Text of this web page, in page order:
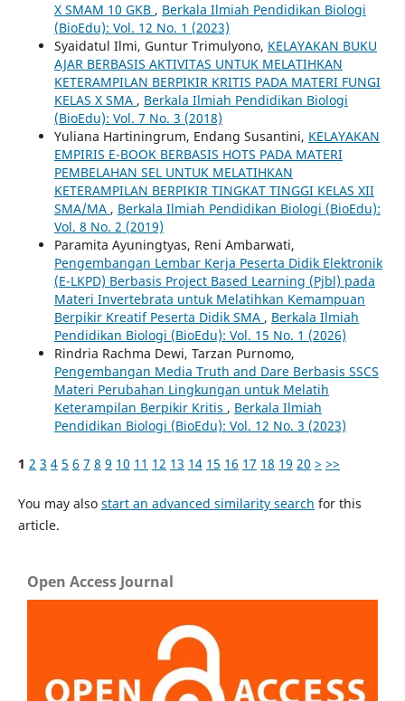
X SMAM 10 GKB , Berkala Ilmiah Pendidikan Biologi
(BioEdu): Vol. 12 No. 1 (2023)
Syaidatul Ilmi, Guntur Trimulyono, KELAYAKAN BUKU
AJAR BERBASIS AKTIVITAS UNTUK MELATIHKAN
KETERAMPILAN BERPIKIR KRITIS PADA MATERI FUNGI
KELAS X SMA , Berkala Ilmiah Pendidikan Biologi
(BioEdu): Vol. 7 No. 3 (2018)
Yuliana Hartiningrum, Endang Susantini, KELAYAKAN
EMPIRIS E-BOOK BERBASIS HOTS PADA MATERI
PEMBELAHAN SEL UNTUK MELATIHKAN
KETERAMPILAN BERPIKIR TINGKAT TINGGI KELAS XII
SMA/MA , Berkala Ilmiah Pendidikan Biologi (BioEdu):
Vol. 8 No. 2 (2019)
Paramita Ayuningtyas, Reni Ambarwati,
Pengembangan Lembar Kerja Peserta Didik Elektronik
(E-LKPD) Berbasis Project Based Learning (Pjbl) pada
Materi Invertebrata untuk Melatihkan Kemampuan
Berpikir Kreatif Peserta Didik SMA , Berkala Ilmiah
Pendidikan Biologi (BioEdu): Vol. 15 No. 1 (2026)
Rindria Rachma Dewi, Tarzan Purnomo,
Pengembangan Media Truth and Dare Berbasis SSCS
Materi Perubahan Lingkungan untuk Melatih
Keterampilan Berpikir Kritis , Berkala Ilmiah
Pendidikan Biologi (BioEdu): Vol. 12 No. 3 (2023)
1 2 3 4 5 6 7 8 9 10 11 12 13 14 15 16 17 18 19 20 > >>
You may also start an advanced similarity search for this
article.
Open Access Journal